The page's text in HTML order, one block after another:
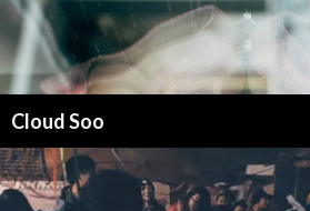
Cloud Soo
索
至
正